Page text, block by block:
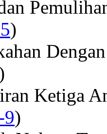
)
Ketiga
9)